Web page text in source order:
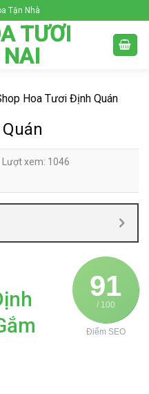
Tận Nhà
TƯƠI
Hoa Tươi Định Quán
xem: 1046
91
/ 100
Điểm SEO